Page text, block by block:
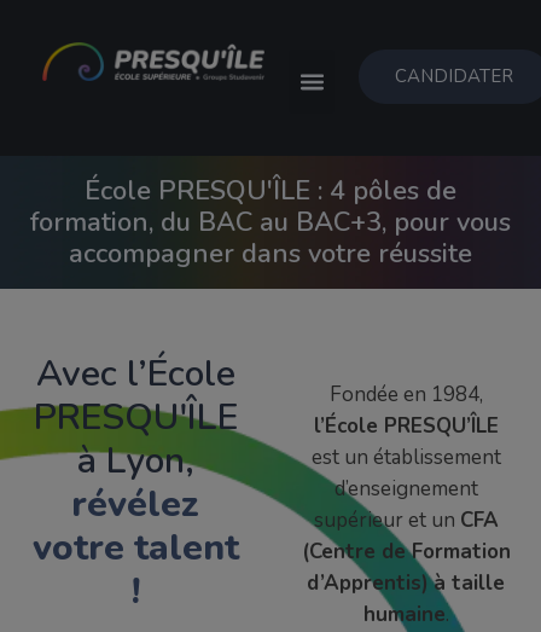
CANDIDATER
École PRESQU'ÎLE : 4 pôles de
formation, du BAC au BAC+3, pour vous
accompagner dans votre réussite
Avec l’École
PRESQU'ÎLE
à Lyon,
révélez
votre talent
!
Fondée en 1984,
l’École PRESQU’ÎLE
est un établissement
d’enseignement
supérieur et un CFA
(Centre de Formation
d’Apprentis)à taille
humaine.